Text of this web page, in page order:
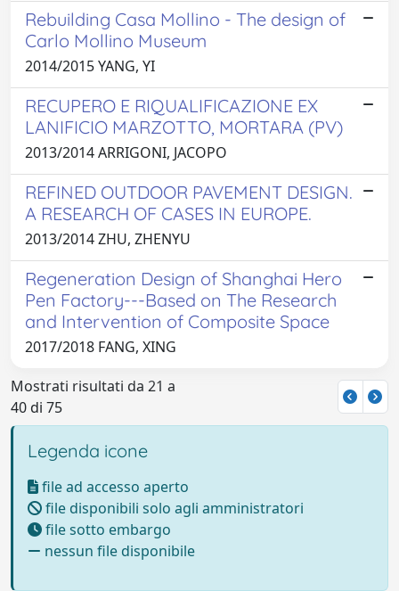
Rebuilding Casa Mollino - The design of
Carlo Mollino Museum
2014/2015 YANG, YI
RECUPERO E RIQUALIFICAZIONE EX
LANIFICIO MARZOTTO, MORTARA (PV)
2013/2014 ARRIGONI, JACOPO
REFINED OUTDOOR PAVEMENT DESIGN.
A RESEARCH OF CASES IN EUROPE.
2013/2014 ZHU, ZHENYU
Regeneration Design of Shanghai Hero
Pen Factory---Based on The Research
and Intervention of Composite Space
2017/2018 FANG, XING
Mostrati risultati da 21 a
40 di 75
Legenda icone
file ad accesso aperto
file disponibili solo agli amministratori
file sotto embargo
nessun file disponibile